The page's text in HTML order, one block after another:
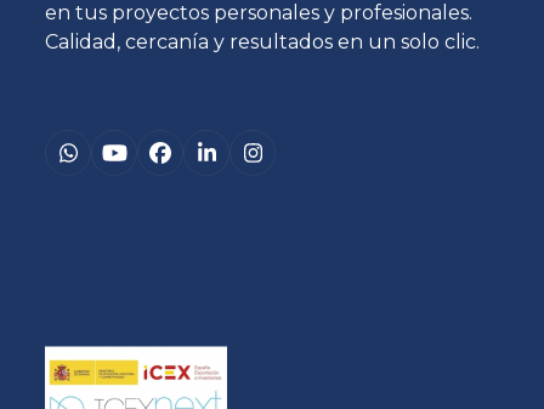
en tus proyectos personales y profesionales.
Calidad, cercanía y resultados en un solo clic.
Whatsapp
YouTubeFacebook
LinkedInInstagram